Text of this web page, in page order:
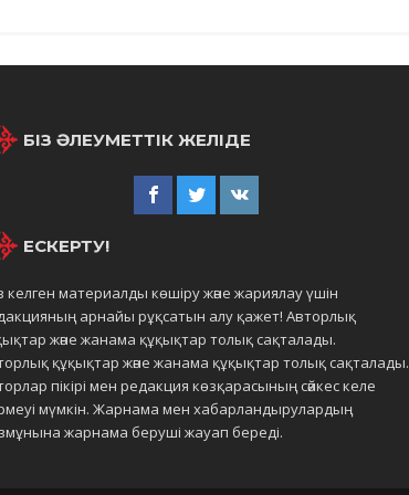
БІЗ ӘЛЕУМЕТТІК ЖЕЛІДЕ
ЕСКЕРТУ!
келген материалды көшіру және жариялау үшін
арнайы рұқсатын алу қажет! Авторлық
және жанама құқықтар толық сақталады.
құқықтар және жанама құқықтар толық сақталады.
пікірі мен редакция көзқарасының сәйкес келе
мүмкін. Жарнама мен хабарландырулардың
жарнама беруші жауап береді.